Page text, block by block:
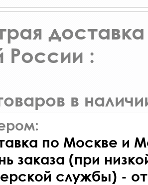
доставка
России :
в
по Москве и
заказа (при
службы) -